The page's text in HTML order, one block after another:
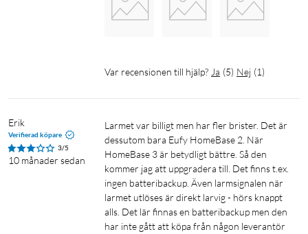
med en räckvidd på upp till 10 meter.
I förpackningen
HomeBase, knappsats, rörelsesensor, 2 × ingångssensorer,
bruksanvisning och Happy Card.
Var recensionen till hjälp? Ja (5) Nej (1)
Erik
Verifierad köpare
3/5
10 månader sedan
Larmet var billigt men har fler brister. Det är
dessutom bara Eufy HomeBase 2. När
HomeBase 3 är betydligt bättre. Så den
kommer jag att uppgradera till. Det finns t.ex.
ingen batteribackup. Även larmsignalen när
larmet utlöses är direkt larvig - hörs knappt
alls. Det lär finnas en batteribackup men den
har inte gått att köpa från någon leverantör